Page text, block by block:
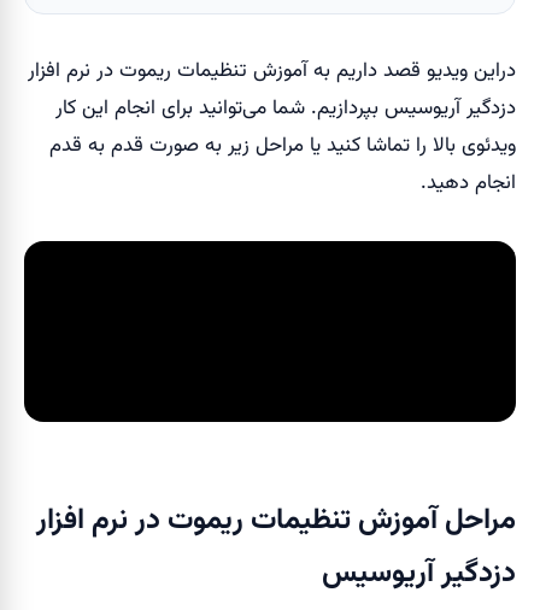
دراین ویدیو قصد داریم به آموزش تنظیمات ریموت در نرم افزار
دزدگیر آریوسیس بپردازیم. شما می‌توانید برای انجام این کار
ویدئوی بالا را تماشا کنید یا مراحل زیر به صورت قدم به قدم
انجام دهید.
مراحل آموزش تنظیمات ریموت در نرم افزار
دزدگیر آریوسیس